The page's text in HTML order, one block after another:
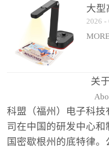
热情QVote 提供了丰富的
互动功能矩阵，满足不同
学科、不同教学目标的互
动需求：即时答题：支持
单选题、多选题、判断题
等基础题型，学生通过答
题器快速响应，系统实时
统计答题数据并生成可视
化图表，让教师瞬间掌握
学生知识掌握情况。主观
反馈：包含简答题、观点
大型
实际
2026 -
关
科盟（福州）电子科技
司在中国的研发中心
国密歇根州的底特律